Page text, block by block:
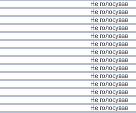
Не голосував
Не голосував
Не голосував
Не голосував
Не голосував
Не голосував
Не голосував
Не голосував
Не голосував
Не голосував
Не голосував
Не голосував
Не голосував
Не голосував